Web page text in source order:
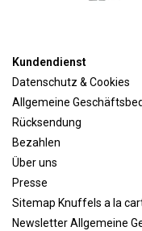
Kundendienst
Datenschutz & Cookies
Allgemeine
Rücksendung
Bezahlen
Über uns
Presse
Sitemap Knuffels a la
Newsletter Allgemeine